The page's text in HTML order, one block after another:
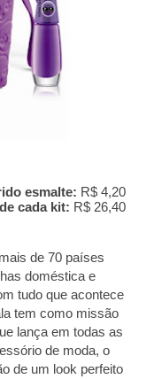
esmalte: R$ 4,20
cada kit: R$ 26,40
de 70 países
doméstica e
tudo que acontece
tem como missão
lança em todas as
de moda, o
de um look perfeito